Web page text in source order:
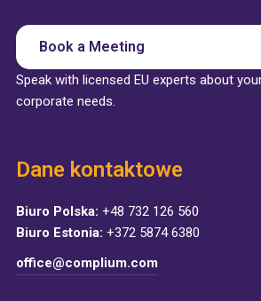
Book a Meeting
Speak with licensed EU experts about
corporate needs.
Dane kontaktowe
Biuro Polska: +48 732 126 560
Biuro Estonia: +372 5874 6380
office@complium.com